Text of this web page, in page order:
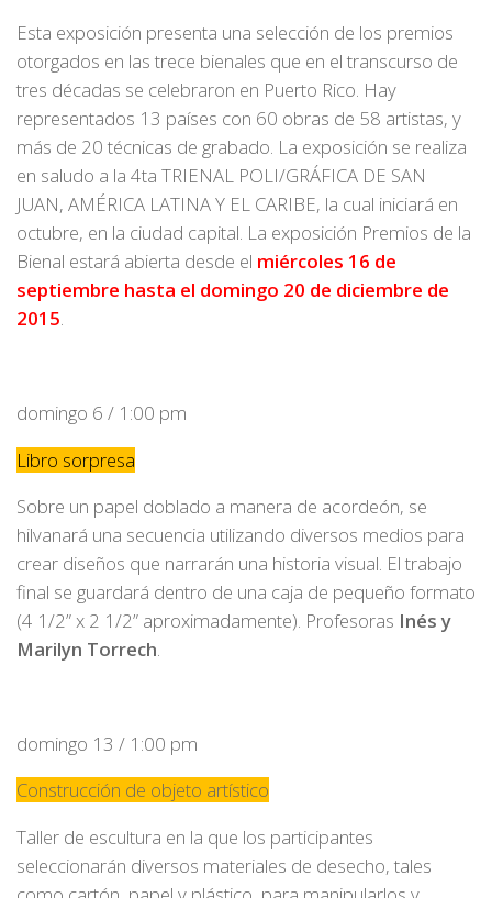
Esta exposición presenta una selección de los premios
otorgados en las trece bienales que en el transcurso de
tres décadas se celebraron en Puerto Rico. Hay
representados 13 países con 60 obras de 58 artistas, y
más de 20 técnicas de grabado. La exposición se realiza
en saludo a la 4ta TRIENAL POLI/GRÁFICA DE SAN
JUAN, AMÉRICA LATINA Y EL CARIBE, la cual iniciará en
octubre, en la ciudad capital. La exposición Premios de la
Bienal estará abierta desde el miércoles 16 de
septiembre hasta el domingo 20 de diciembre de
2015.
domingo 6 / 1:00 pm
Libro sorpresa
Sobre un papel doblado a manera de acordeón, se
hilvanará una secuencia utilizando diversos medios para
crear diseños que narrarán una historia visual. El trabajo
final se guardará dentro de una caja de pequeño formato
(4 1/2” x 2 1/2” aproximadamente). Profesoras Inés y
Marilyn Torrech.
domingo 13 / 1:00 pm
Construcción de objeto artístico
Taller de escultura en la que los participantes
seleccionarán diversos materiales de desecho, tales